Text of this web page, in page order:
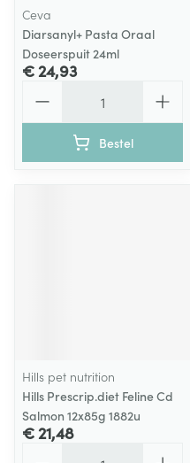
Ceva
Diarsanyl+ Pasta Oraal
Doseerspuit 24ml
€ 24,93
Bestel
Hills pet nutrition
Hills Prescrip.diet Feline Cd
Salmon 12x85g 1882u
€ 21,48